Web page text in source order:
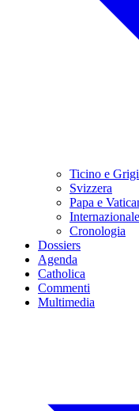
Ticino e
Svizzera
Papa e
Internazionale
Cronologia
Dossiers
Agenda
Catholica
Commenti
Multimedia